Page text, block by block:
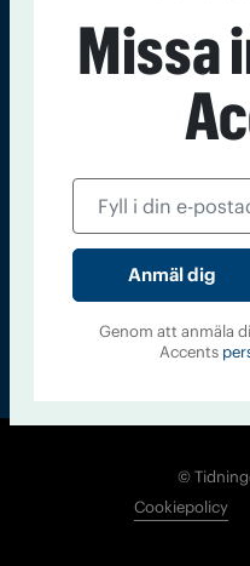
Kontakt Om Tidningen
Läs tidigare
Accent
©
Cookiepolicy
Missa
Genom att anmäla
Accents